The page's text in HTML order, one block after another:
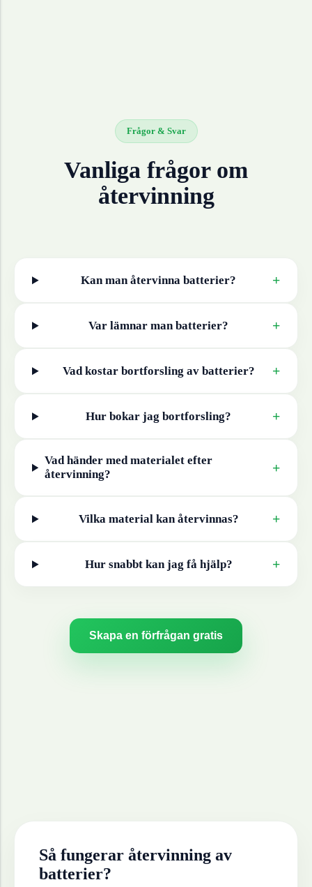
Frågor & Svar
Vanliga frågor om
återvinning
Kan man återvinna batterier? +
Var lämnar man batterier? +
Vad kostar bortforsling av batterier? +
Hur bokar jag bortforsling? +
Vad händer med materialet efter
återvinning?
+
Vilka material kan återvinnas? +
Hur snabbt kan jag få hjälp? +
Skapa en förfrågan gratis
Så fungerar återvinning av
batterier?